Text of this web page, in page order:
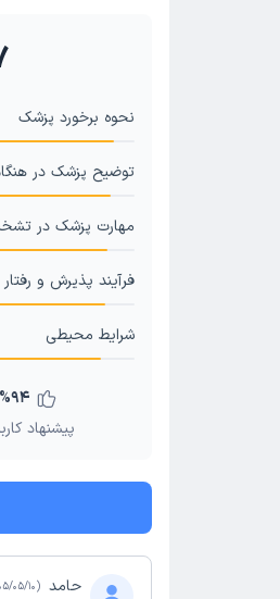
نحوه برخورد پزشک
توضیح پزشک در
مهارت پزشک در
فرآیند پذیرش و
شرایط محیطی
%94
پیشنهاد
حامد (
05/10